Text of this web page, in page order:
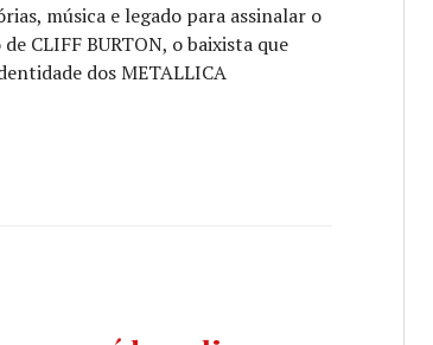
música e legado para assinalar o
CLIFF BURTON, o baixista que
dos METALLICA
BURTON no seu 64.º aniversário